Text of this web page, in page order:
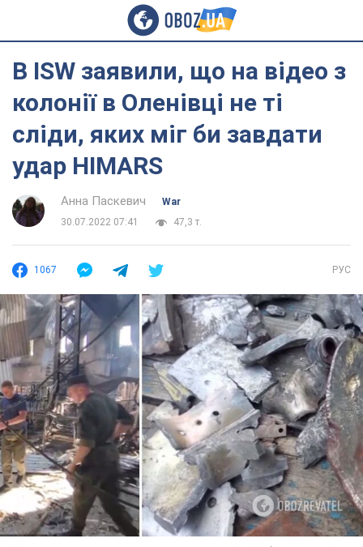
В ISW заявили, що на відео з
колонії в Оленівці не ті
сліди, яких міг би завдати
удар HIMARS
Анна Паскевич
War
30.07.2022 07:41
47,3 т.
1067 РУС